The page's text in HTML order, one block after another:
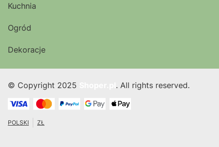
Kuchnia
Ogród
Dekoracje
© Copyright 2025 . All rights reserved.
POLSKI ZŁ